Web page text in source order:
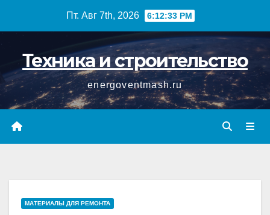
Пт. Авг 7th, 2026 6:12:34 PM
Техника и строительство
energoventmash.ru
МАТЕРИАЛЫ ДЛЯ РЕМОНТА